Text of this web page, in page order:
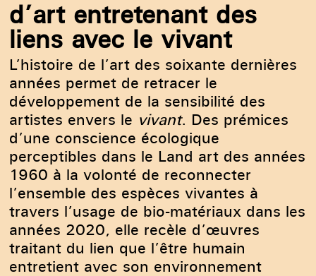
d’art entretenant des
liens avec le vivant
L’histoire de l’art des soixante dernières
années permet de retracer le
développement de la sensibilité des
artistes envers le vivant. Des prémices
d’une conscience écologique
perceptibles dans le Land art des années
1960 à la volonté de reconnecter
l’ensemble des espèces vivantes à
travers l’usage de bio-matériaux dans les
années 2020, elle recèle d’œuvres
traitant du lien que l’être humain
entretient avec son environnement